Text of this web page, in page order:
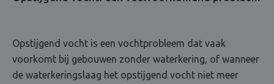
Opstijgend vocht is een vochtprobleem dat vaak
voorkomt bij gebouwen zonder waterkering, of wanneer
de waterkeringslaag het opstijgend vocht niet meer